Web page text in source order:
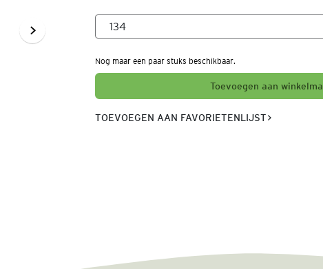
Nog maar een paar stuks beschikbaar.
Toevoegen aan
TOEVOEGEN AAN FAVORIETENLIJST